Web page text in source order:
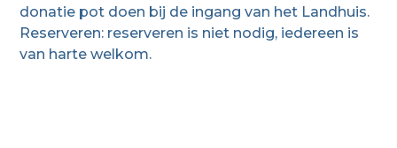
donatie pot doen bij de ingang van het Landhuis.
Reserveren: reserveren is niet nodig, iedereen is
van harte welkom.